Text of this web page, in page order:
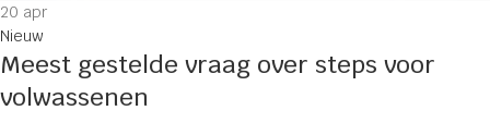
20 apr
Nieuw
Meest gestelde vraag over steps voor
volwassenen